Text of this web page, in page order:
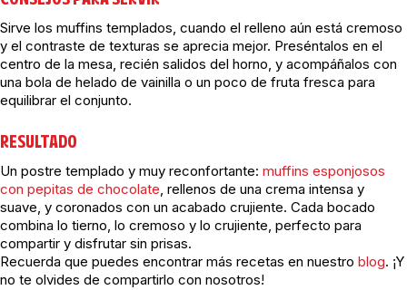
Sirve los muffins templados, cuando el relleno aún está cremoso
y el contraste de texturas se aprecia mejor. Preséntalos en el
centro de la mesa, recién salidos del horno, y acompáñalos con
una bola de helado de vainilla o un poco de fruta fresca para
equilibrar el conjunto.
RESULTADO
Un postre templado y muy reconfortante: muffins esponjosos
con pepitas de chocolate, rellenos de una crema intensa y
suave, y coronados con un acabado crujiente. Cada bocado
combina lo tierno, lo cremoso y lo crujiente, perfecto para
compartir y disfrutar sin prisas.
Recuerda que puedes encontrar más recetas en nuestro blog. ¡Y
no te olvides de compartirlo con nosotros!